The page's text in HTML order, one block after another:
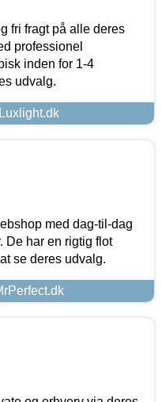
fri fragt på alle deres
professionel
inden for 1-4
udvalg.
med dag-til-dag
De har en rigtig flot
se deres udvalg.